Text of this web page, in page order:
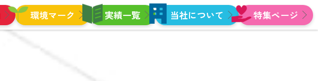
環境マーク 実績一覧 当社について 特集ページ